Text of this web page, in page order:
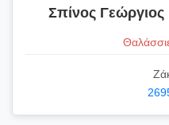
Σπίνος